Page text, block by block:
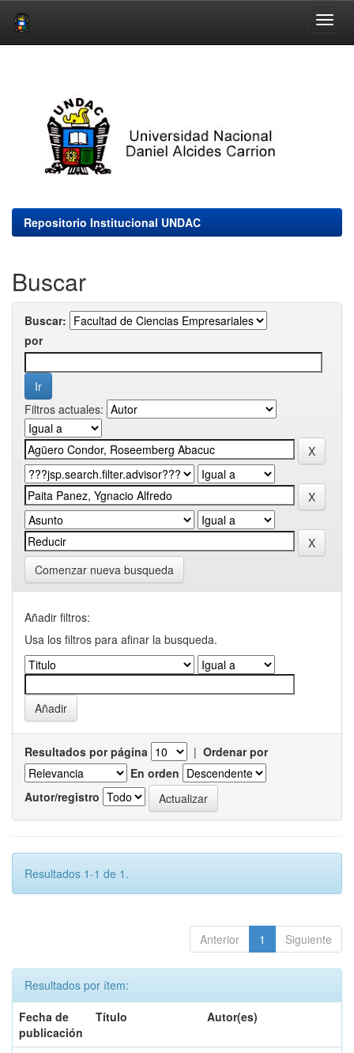
Repositorio Institucional UNDAC
Buscar
Buscar:
por
Filtros actuales:
Comenzar nueva busqueda
Añadir filtros:
Usa los filtros para afinar la busqueda.
Resultados por página | Ordenar por
En orden
Autor/registro
Resultados 1-1 de 1.
Anterior 1 Siguiente
Resultados por ítem:
Fecha de
publicación
Título Autor(es)